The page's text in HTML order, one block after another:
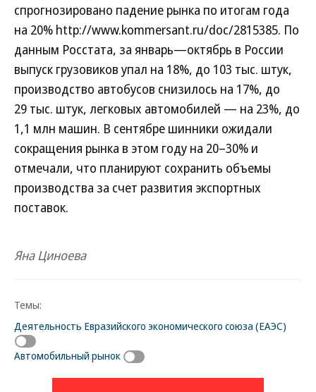
спрогнозировано падение рынка по итогам года
на 20% http://www.kommersant.ru/doc/2815385. По
данным Росстата, за январь—октябрь в России
выпуск грузовиков упал на 18%, до 103 тыс. штук,
производство автобусов снизилось на 17%, до
29 тыс. штук, легковых автомобилей — на 23%, до
1,1 млн машин. В сентябре шинники ожидали
сокращения рынка в этом году на 20–30% и
отмечали, что планируют сохранить объемы
производства за счет развития экспортных
поставок.
Яна Циноева
Темы:
Деятельность Евразийского экономического союза (ЕАЭС)
Автомобильный рынок